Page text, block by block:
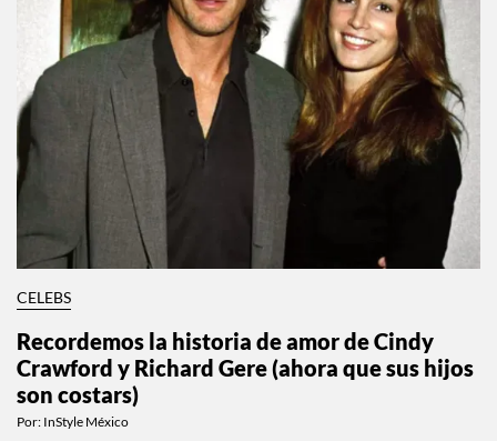
CELEBS
Recordemos la historia de amor de Cindy
Crawford y Richard Gere (ahora que sus hijos
son costars)
Por: InStyle México